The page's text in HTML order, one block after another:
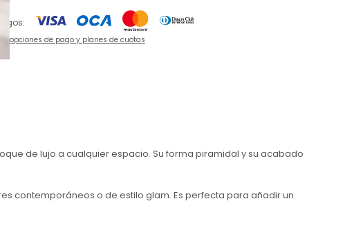
Pagos:
Ver opciones de pago y planes de cuotas
de lujo a cualquier espacio. Su forma piramidal y su acabado
contemporáneos o de estilo glam. Es perfecta para añadir un